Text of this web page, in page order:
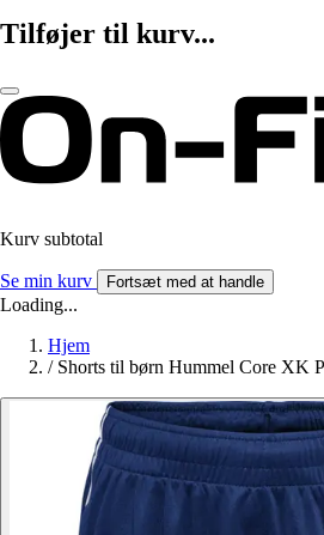
Tilføjer til kurv...
Kurv subtotal
Se min kurv Fortsæt med at handle
Loading...
Hjem
/ Shorts til børn Hummel Core XK